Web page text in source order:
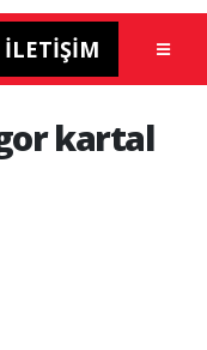
İLETİŞİM
kartal